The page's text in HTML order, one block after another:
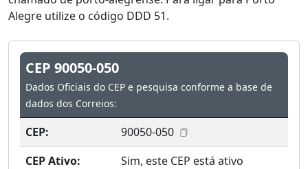
Alegre utilize o código DDD 51.
CEP 90050-050
Dados Oficiais do CEP e pesquisa conforme a base de
dados dos Correios:
CEP:
90050-050
CEP Ativo:
Sim, este CEP está ativo